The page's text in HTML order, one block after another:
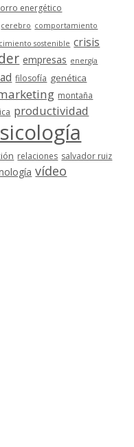
energético
cerebro comportamiento
sostenible crisis
empresas energía
filosofía genética
montaña
productividad
relaciones salvador ruiz
vídeo